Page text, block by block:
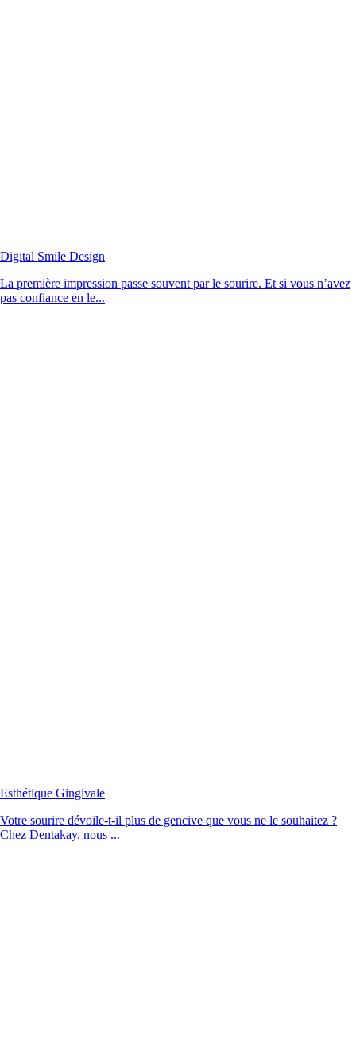
Digital Smile Design
La première impression passe souvent par le sourire. Et si vous n’avez
pas confiance en le...
Esthétique Gingivale
Votre sourire dévoile-t-il plus de gencive que vous ne le souhaitez ?
Chez Dentakay, nous ...